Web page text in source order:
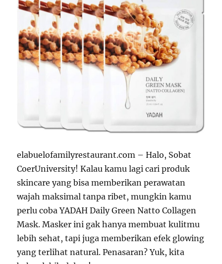
elabuelofamilyrestaurant.com – Halo, Sobat
CoerUniversity! Kalau kamu lagi cari produk
skincare yang bisa memberikan perawatan
wajah maksimal tanpa ribet, mungkin kamu
perlu coba YADAH Daily Green Natto Collagen
Mask. Masker ini gak hanya membuat kulitmu
lebih sehat, tapi juga memberikan efek glowing
yang terlihat natural. Penasaran? Yuk, kita